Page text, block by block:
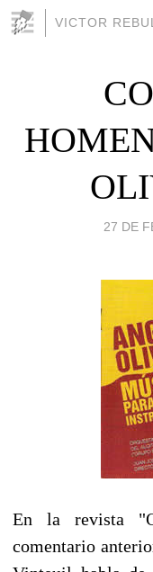
VICTOR
27 DE
En la revista
comentario